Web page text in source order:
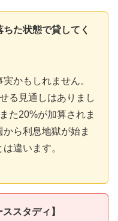
ちた状態で貸してく
かもしれません。
る見通しはありまし
た20%が加算されま
ら利息地獄が始ま
違います。
スタディ】